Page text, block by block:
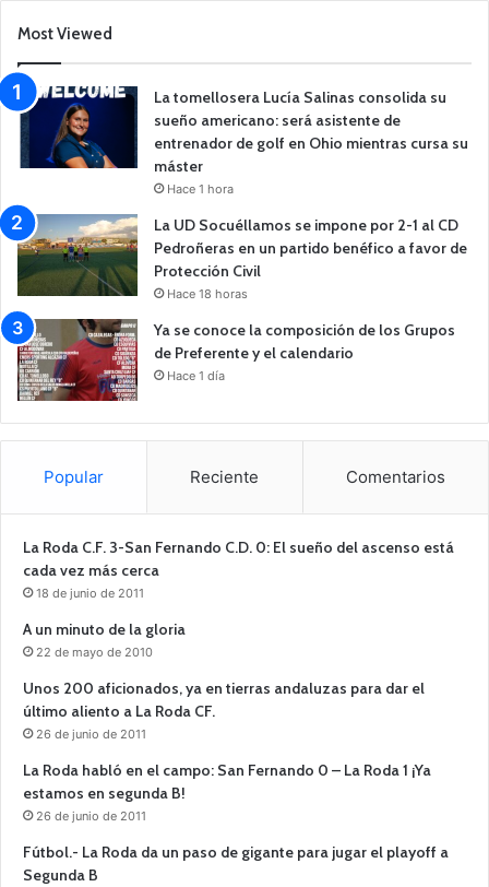
Most Viewed
La tomellosera Lucía Salinas consolida su
sueño americano: será asistente de
entrenador de golf en Ohio mientras cursa su
máster
Hace 1 hora
La UD Socuéllamos se impone por 2-1 al CD
Pedroñeras en un partido benéfico a favor de
Protección Civil
Hace 18 horas
Ya se conoce la composición de los Grupos
de Preferente y el calendario
Hace 1 día
Popular Reciente Comentarios
La Roda C.F. 3-San Fernando C.D. 0: El sueño del ascenso está
cada vez más cerca
18 de junio de 2011
A un minuto de la gloria
22 de mayo de 2010
Unos 200 aficionados, ya en tierras andaluzas para dar el
último aliento a La Roda CF.
26 de junio de 2011
La Roda habló en el campo: San Fernando 0 – La Roda 1 ¡Ya
estamos en segunda B!
26 de junio de 2011
Fútbol.- La Roda da un paso de gigante para jugar el playoff a
Segunda B